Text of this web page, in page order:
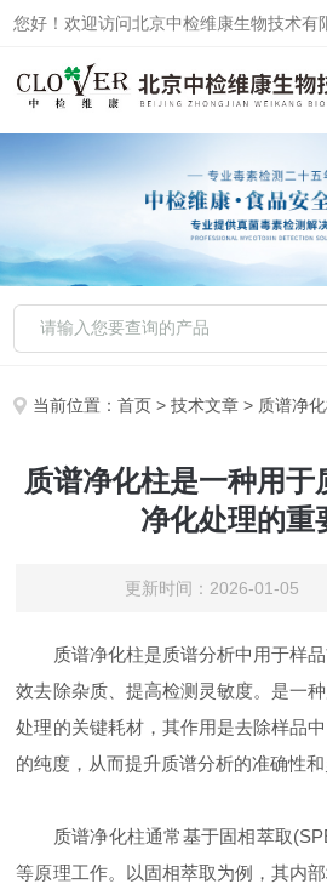
您好！欢迎访问北京中检维康生物技术有
当前位置：首页 >技术文章 > 质谱净化柱是一
质谱净化柱是一种用于
净化处理的重
更新时间：2026-01-05
质谱净化柱是质谱分析中用于样品
效去除杂质、提高检测灵敏度。是一
处理的关键耗材，其作用是去除样品
的纯度，从而提升质谱分析的准确性和
质谱净化柱通常基于固相萃取
等原理工作。以固相萃取为例，其内